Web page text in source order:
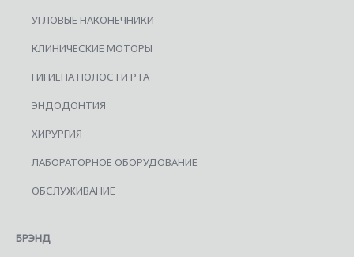
УГЛОВЫЕ НАКОНЕЧНИКИ
КЛИНИЧЕСКИЕ МОТОРЫ
ГИГИЕНА ПОЛОСТИ РТА
ЭНДОДОНТИЯ
ХИРУРГИЯ
ЛАБОРАТОРНОЕ ОБОРУДОВАНИЕ
ОБСЛУЖИВАНИЕ
БРЭНД